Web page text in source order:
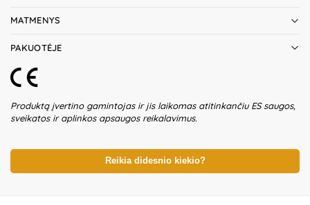
MATMENYS
PAKUOTĖJE
Produktą įvertino gamintojas ir jis laikomas atitinkančiu ES saugos,
sveikatos ir aplinkos apsaugos reikalavimus.
Reikia didesnio kiekio?